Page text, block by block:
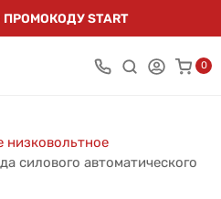
START
0
низковольтное
силового автоматического